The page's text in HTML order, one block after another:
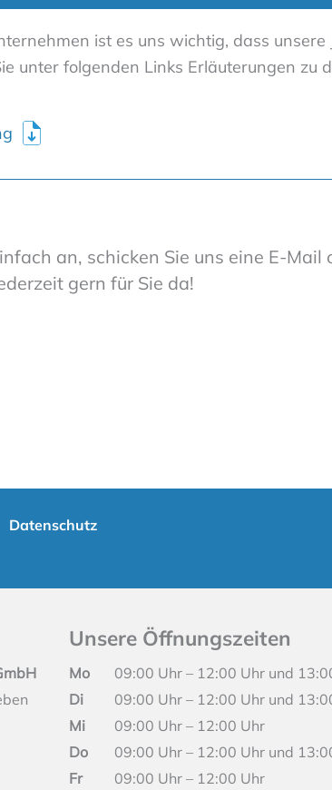
ist es uns wichtig, dass
unter folgenden Links Erläuterungen
an, schicken Sie uns eine E-
gern für Sie da!
Datenschutz
Unsere Öffnungszeiten
Mo
09:00 Uhr – 12:00 Uhr und
Di
09:00 Uhr – 12:00 Uhr und
Mi
09:00 Uhr – 12:00 Uhr
Do
09:00 Uhr – 12:00 Uhr und
Fr
09:00 Uhr – 12:00 Uhr